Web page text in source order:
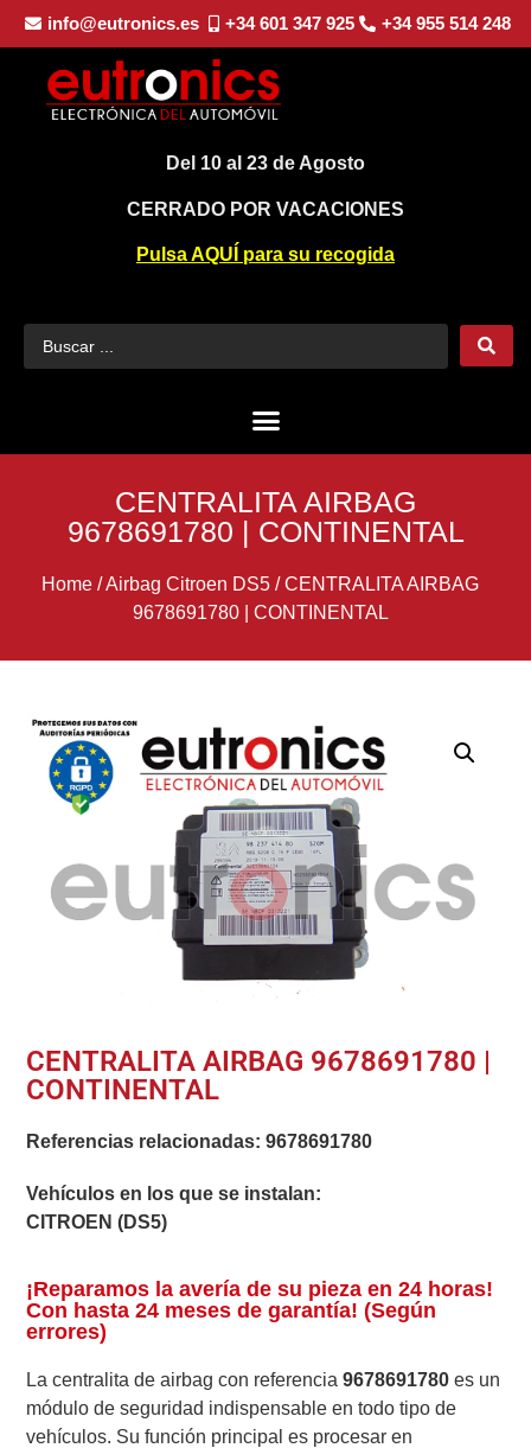
info@eutronics.es +34 601 347 925 +34 955 514 248
Del 10 al 23 de Agosto
CERRADO POR VACACIONES
Pulsa AQUÍ para su recogida
CENTRALITA AIRBAG
9678691780 | CONTINENTAL
Home /Airbag Citroen DS5 /CENTRALITA AIRBAG
9678691780 | CONTINENTAL
CENTRALITA AIRBAG 9678691780 |
CONTINENTAL
Referencias relacionadas:9678691780
Vehículos en los que se instalan:
CITROEN (DS5)
¡Reparamos la avería de su pieza en 24 horas!
Con hasta 24 meses de garantía! (Según
errores)
La centralita de airbag con referencia9678691780 es un
módulo de seguridad indispensable en todo tipo de
vehículos. Su función principal es procesar en